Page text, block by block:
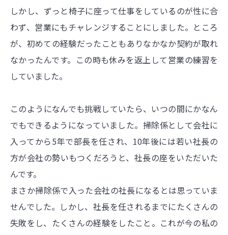
しかし、ずっと椅子に座って仕事をしているのが性に合
わず、営業にもチャレンジすることにしました。ところ
が、初めての経験だったこともありなかなか契約が取れ
なかったんです。この時も休みを返上して営業の練習を
していました。
このようになんでも挑戦していたら、いつの間にかなん
でもできるようになっていました。掃除係として会社に
入ってから5年で部長を任され、10年後には若い社長の
方が会社の勢いもつくだろうと、社長の座をいただいた
んです。
まさか掃除係で入った会社の社長になるとは思っていま
せんでした。しかし、社長を任されるまでにたくさんの
失敗をし、たくさんの経験をしたこと。これが今の私の